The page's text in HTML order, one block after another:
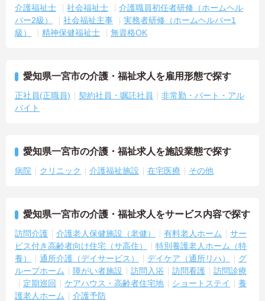
介護福祉士 社会福祉士
介護職員初任者研修（ホームヘル
パー2級）
社会福祉主事
実務者研修（ホームヘルパー1
級）
精神保健福祉士 無資格OK
愛知県一宮市の介護・福祉求人を雇用形態で探す
正社員(正職員) 契約社員・嘱託社員
非常勤・パート・アル
バイト
愛知県一宮市の介護・福祉求人を施設業態で探す
病院 クリニック 介護福祉施設 在宅医療 その他
愛知県一宮市の介護・福祉求人をサービス内容で探す
訪問介護 介護老人保健施設（老健） 有料老人ホーム
サー
ビス付き高齢者向け住宅（サ高住）
特別養護老人ホーム（特
養）
通所介護（デイサービス） デイケア（通所リハ）
グ
ループホーム
障がい者施設 訪問入浴 訪問看護
訪問診療
定期巡回
ケアハウス・高齢者住宅地 ショートステイ
養
護老人ホーム
介護予防